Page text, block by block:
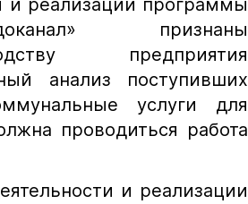
и реализации программы
признаны
предприятия
анализ поступивших
услуги для
проводиться работа
и реализации